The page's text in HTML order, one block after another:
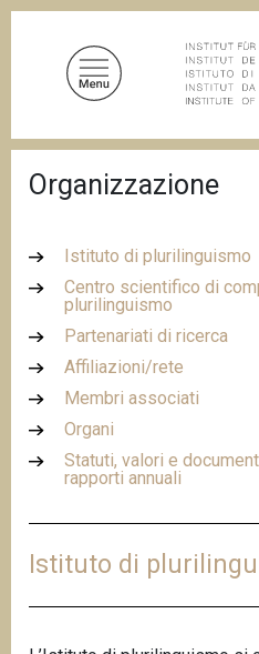
r
i
Organizzazione
Istituto di plurilinguismo
Centro scientifico di
plurilinguismo
Partenariati di ricerca
Affiliazioni/rete
Membri associati
Organi
Statuti, valori e
rapporti annuali
Istituto di